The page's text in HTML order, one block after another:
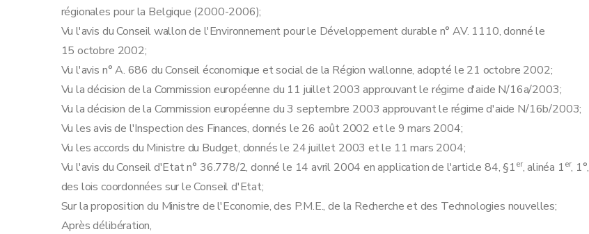
Art.39quater
Art.39quinquies
Section 5 L'exonération du précompte immobilier
Art. 40
Art. 41
Art. 42
Chapitre III Dispositions abrogatoires, transitoires et finales
Art. 43
Art. 44
Art. 45
Art. 46
régionales pour la Belgique (2000-2006);
Vu l'avis du Conseil wallon de l'Environnement pour le Développement durable n° AV. 1110, donné le
15 octobre 2002;
Vu l'avis n° A. 686 du Conseil économique et social de la Région wallonne, adopté le 21 octobre 2002;
Vu la décision de la Commission européenne du 11 juillet 2003 approuvant le régime d'aide N/16a/2003;
Vu la décision de la Commission européenne du 3 septembre 2003 approuvant le régime d'aide N/16b/2003;
Vu les avis de l'Inspection des Finances, donnés le 26 août 2002 et le 9 mars 2004;
Vu les accords du Ministre du Budget, donnés le 24 juillet 2003 et le 11 mars 2004;
Vu l'avis du Conseil d'Etat n° 36.778/2, donné le 14 avril 2004 en application de l'article 84, §1er, alinéa 1er, 1°,
des lois coordonnées sur le Conseil d'Etat;
Sur la proposition du Ministre de l'Economie, des P.M.E., de la Recherche et des Technologies nouvelles;
Après délibération,